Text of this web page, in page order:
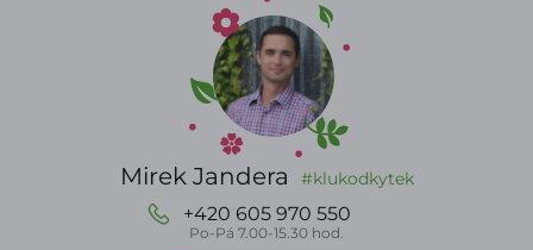
Mirek Jandera #klukodkytek
+420 605 970 550
Po-Pá 7.00-15.30 hod.